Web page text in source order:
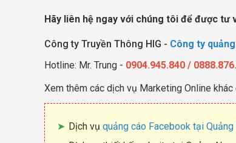
Hãy liên hệ ngay với chúng tôi để được tư
Công ty Truyền Thông HIG - Công ty
Hotline: Mr. Trung - 0904.945.840 /
Xem thêm các dịch vụ Marketing Online khác
Dịch vụ quảng cáo Facebook tại Quảng